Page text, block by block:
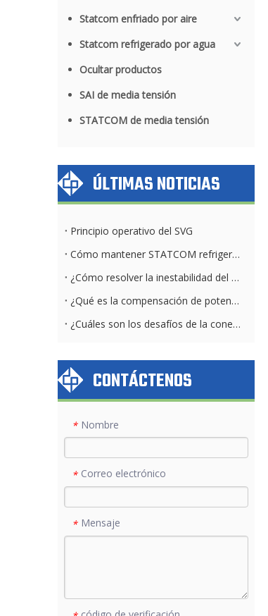
Statcom enfriado por aire
Statcom refrigerado por agua
Ocultar productos
SAI de media tensión
STATCOM de media tensión
ÚLTIMAS NOTICIAS
Principio operativo del SVG
Cómo mantener STATCOM refrigerado por aire y por agua diariamente
¿Cómo resolver la inestabilidad del voltaje del parque solar?
¿Qué es la compensación de potencia reactiva?
¿Cuáles son los desafíos de la conexión a la red solar?
CONTÁCTENOS
* Nombre
* Correo electrónico
* Mensaje